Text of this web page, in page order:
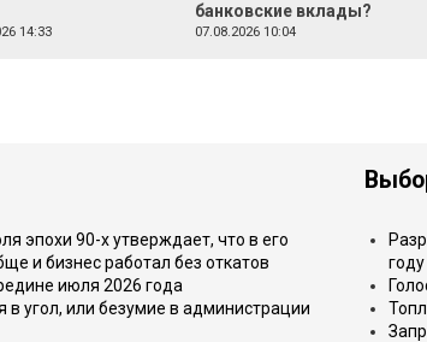
14:33
банковские вклады?
07.08.2026 10:04
эпохи 90-х утверждает, что в его
и бизнес работал без откатов
июля 2026 года
в угол, или безумие в администрации
году